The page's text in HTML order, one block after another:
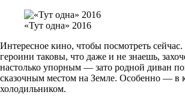
«Тут одна» 2016
Интересное кино, чтобы посмотреть
героини таковы, что даже и не знаешь,
настолько упорным — зато родной диван
сказочным местом на Земле. Особенно — в
холодильником.